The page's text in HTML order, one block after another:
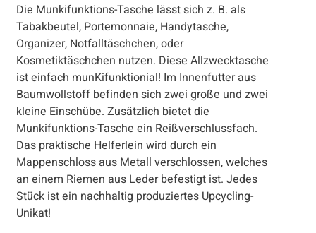
Die Munkifunktions-Tasche lässt sich z. B. als
Tabakbeutel, Portemonnaie, Handytasche,
Organizer, Notfalltäschchen, oder
Kosmetiktäschchen nutzen. Diese Allzwecktasche
ist einfach munKifunktionial! Im Innenfutter aus
Baumwollstoff befinden sich zwei große und zwei
kleine Einschübe. Zusätzlich bietet die
Munkifunktions-Tasche ein Reißverschlussfach.
Das praktische Helferlein wird durch ein
Mappenschloss aus Metall verschlossen, welches
an einem Riemen aus Leder befestigt ist. Jedes
Stück ist ein nachhaltig produziertes Upcycling-
Unikat!